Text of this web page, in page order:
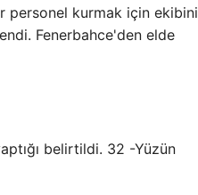
personel kurmak için ekibini
Fenerbahce'den elde
belirtildi. 32 -Yüzün